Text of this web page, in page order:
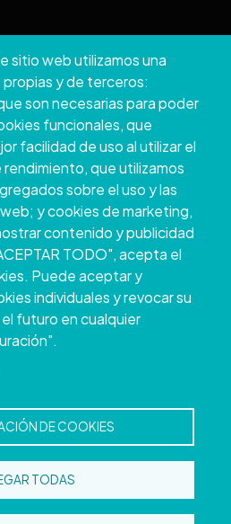
sitio web utilizamos una
y de terceros:
son necesarias para poder
funcionales, que
facilidad de uso al utilizar el
que utilizamos
sobre el uso y las
y cookies de marketing,
contenido y publicidad
TODO", acepta el
Puede aceptar y
individuales y revocar su
futuro en cualquier
DE COOKIES
TODAS
100 | +34 986 804 124
Conseil provincial de
Tous droits réservés